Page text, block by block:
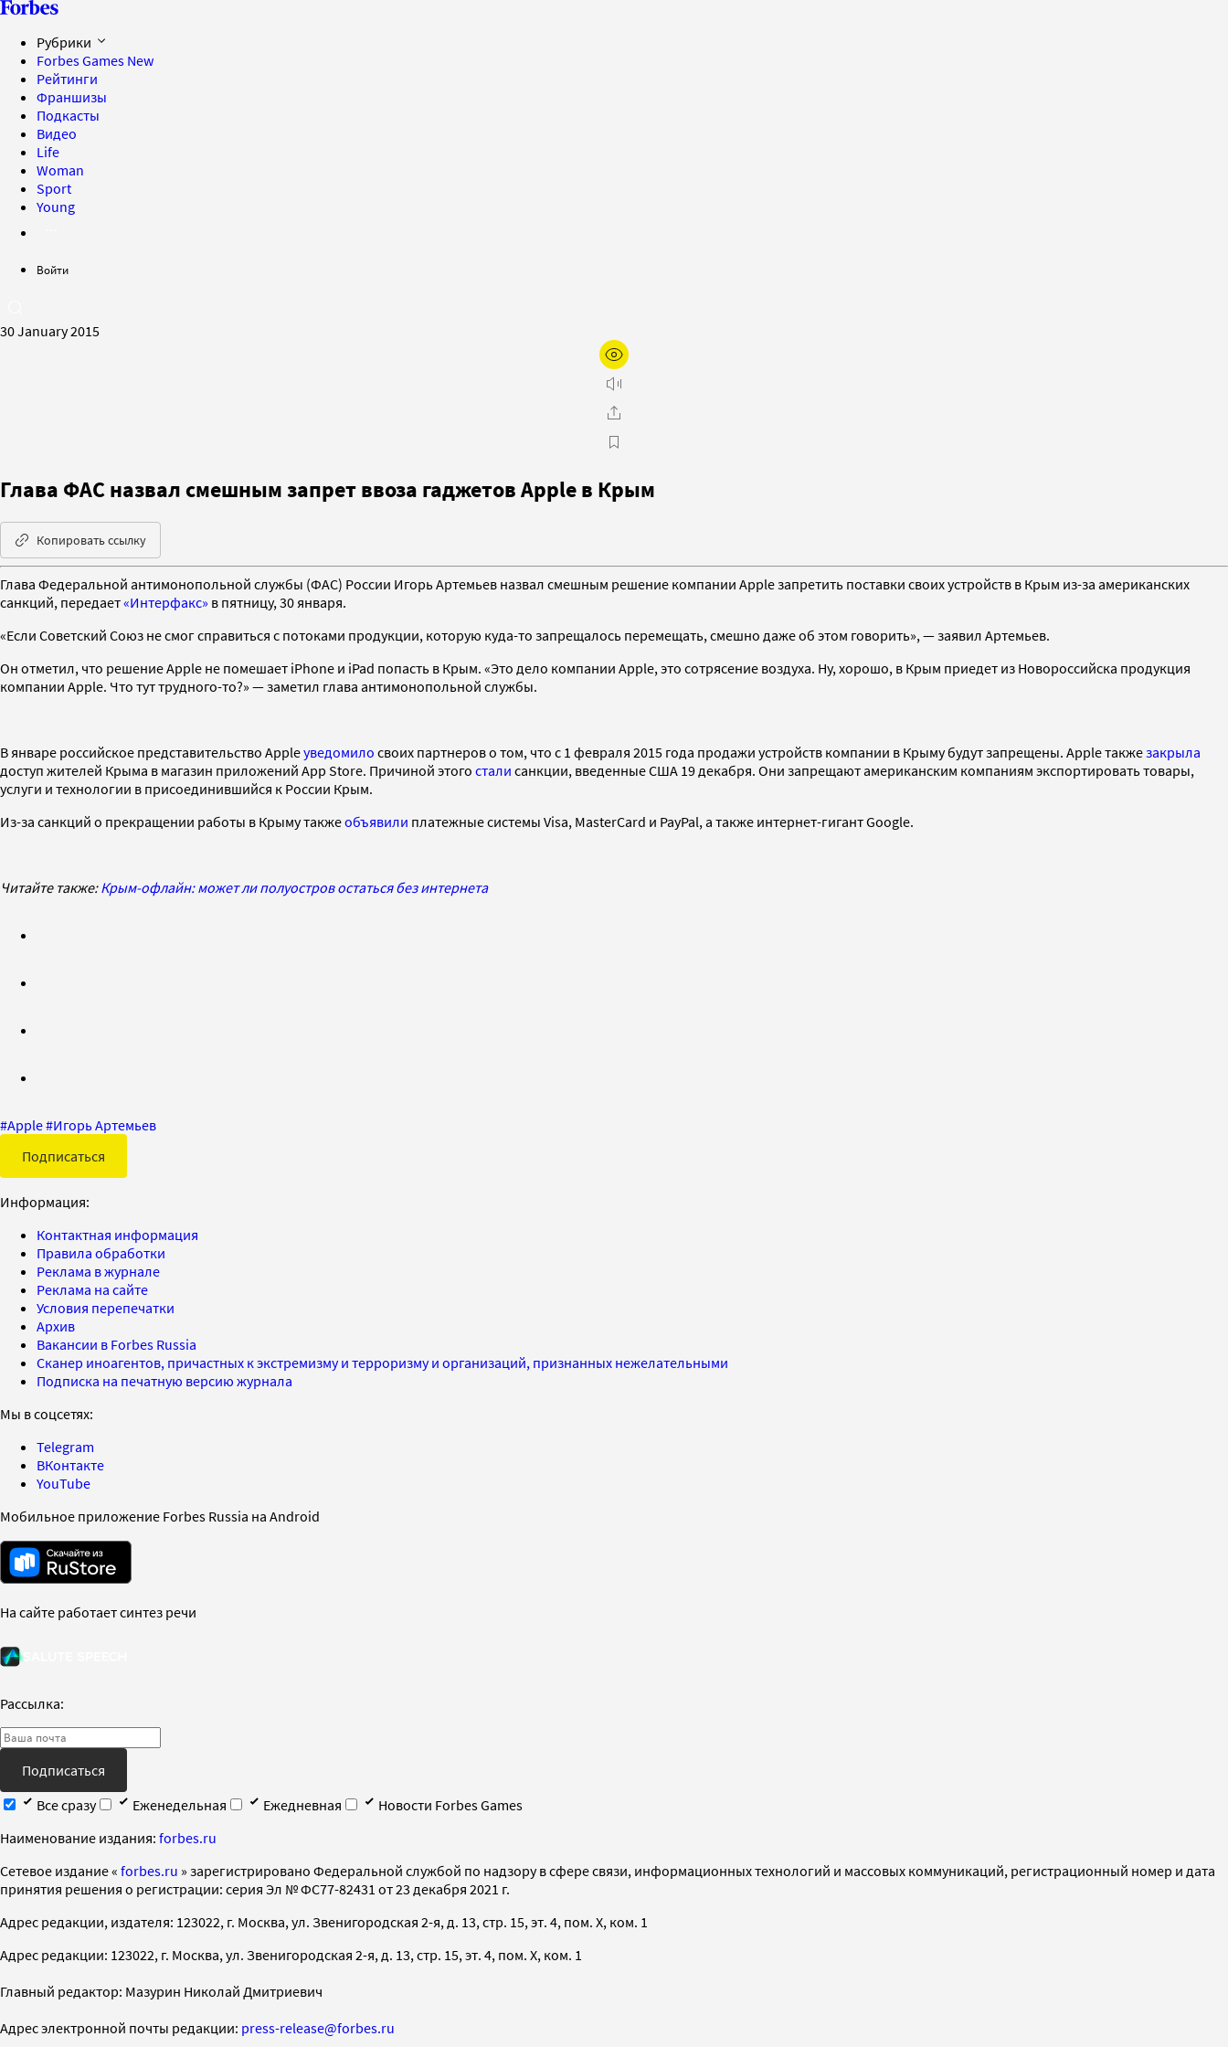
Рубрики
Forbes Games New
Рейтинги
Франшизы
Подкасты
Видео
Life
Woman
Sport
Young
Войти
30 January 2015
Глава ФАС назвал смешным запрет ввоза гаджетов Apple в Крым
Копировать ссылку
Глава Федеральной антимонопольной службы (ФАС) России Игорь Артемьев назвал смешным решение компании Apple запретить поставки своих устройств в Крым из-за американских
санкций, передает«Интерфакс» в пятницу, 30 января.
«Если Советский Союз не смог справиться с потоками продукции, которую куда-то запрещалось перемещать, смешно даже об этом говорить», — заявил Артемьев.
Он отметил, что решение Apple не помешает iPhone и iPad попасть в Крым. «Это дело компании Apple, это сотрясение воздуха. Ну, хорошо, в Крым приедет из Новороссийска продукция
компании Apple. Что тут трудного-то?» — заметил глава антимонопольной службы.
В январе российское представительство Appleуведомило своих партнеров о том, что с 1 февраля 2015 года продажи устройств компании в Крыму будут запрещены. Apple такжезакрыла
доступ жителей Крыма в магазин приложений App Store. Причиной этого стали санкции, введенные США 19 декабря. Они запрещают американским компаниям экспортировать товары,
услуги и технологии в присоединившийся к России Крым.
Из-за санкций о прекращении работы в Крыму такжеобъявили платежные системы Visa, MasterCard и PayPal, а также интернет-гигант Google.
Читайте также:Крым-офлайн: может ли полуостров остаться без интернета
#Apple#Игорь Артемьев
Подписаться
Информация:
Контактная информация
Правила обработки
Реклама в журнале
Реклама на сайте
Условия перепечатки
Архив
Вакансии в Forbes Russia
Сканер иноагентов, причастных к экстремизму и терроризму и организаций, признанных нежелательными
Подписка на печатную версию журнала
Мы в соцсетях:
Telegram
ВКонтакте
YouTube
Мобильное приложение Forbes Russia на Android
На сайте работает синтез речи
Рассылка:
Подписаться
Все сразу
Еженедельная Ежедневная
Новости Forbes Games
Наименование издания: forbes.ru
Cетевое издание « forbes.ru » зарегистрировано Федеральной службой по надзору в сфере связи, информационных технологий и массовых коммуникаций, регистрационный номер и дата
принятия решения о регистрации: серия Эл № ФС77-82431 от 23 декабря 2021 г.
Адрес редакции, издателя: 123022, г. Москва, ул. Звенигородская 2-я, д. 13, стр. 15, эт. 4, пом. X, ком. 1
Адрес редакции: 123022, г. Москва, ул. Звенигородская 2-я, д. 13, стр. 15, эт. 4, пом. X, ком. 1
Главный редактор: Мазурин Николай Дмитриевич
Адрес электронной почты редакции: press-release@forbes.ru